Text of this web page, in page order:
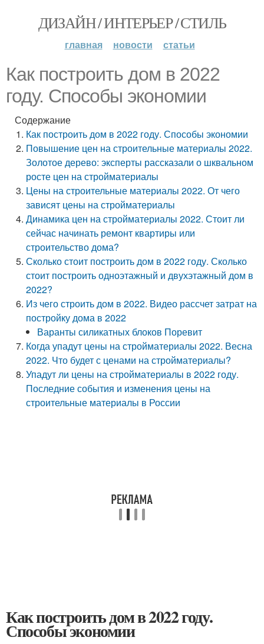
ДИЗАЙН / ИНТЕРЬЕР / СТИЛЬ
главная новости статьи
Как построить дом в 2022
году. Способы экономии
Содержание
Как построить дом в 2022 году. Способы экономии
Повышение цен на строительные материалы 2022.
Золотое дерево: эксперты рассказали о шквальном
росте цен на стройматериалы
Цены на строительные материалы 2022. От чего
зависят цены на стройматериалы
Динамика цен на стройматериалы 2022. Стоит ли
сейчас начинать ремонт квартиры или
строительство дома?
Сколько стоит построить дом в 2022 году. Сколько
стоит построить одноэтажный и двухэтажный дом в
2022?
Из чего строить дом в 2022. Видео рассчет затрат на
постройку дома в 2022
Варанты силикатных блоков Поревит
Когда упадут цены на стройматериалы 2022. Весна
2022. Что будет с ценами на стройматериалы?
Упадут ли цены на стройматериалы в 2022 году.
Последние события и изменения цены на
строительные материалы в России
Как построить дом в 2022 году.
Способы экономии